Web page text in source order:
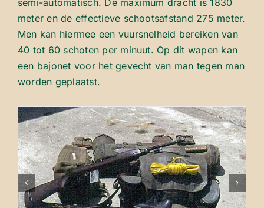
semi-automatisch. De maximum dracht is 1830
meter en de effectieve schootsafstand 275 meter.
Men kan hiermee een vuursnelheid bereiken van
40 tot 60 schoten per minuut. Op dit wapen kan
een bajonet voor het gevecht van man tegen man
worden geplaatst.